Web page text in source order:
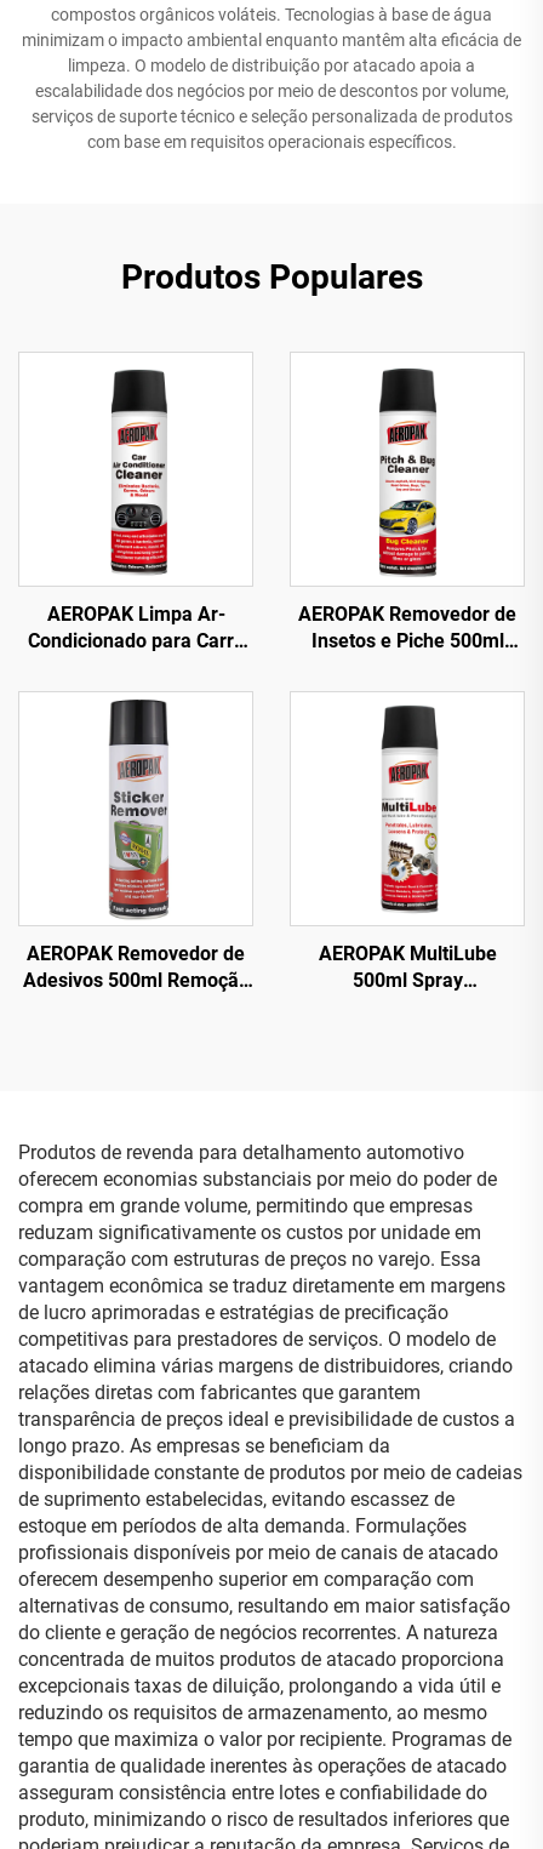
compostos orgânicos voláteis. Tecnologias à base de água
minimizam o impacto ambiental enquanto mantêm alta eficácia de
limpeza. O modelo de distribuição por atacado apoia a
escalabilidade dos negócios por meio de descontos por volume,
serviços de suporte técnico e seleção personalizada de produtos
com base em requisitos operacionais específicos.
Produtos Populares
AEROPAK Limpa Ar-
Condicionado para Carro
Sem Danos
AEROPAK Removedor de
Insetos e Piche 500ml
Pássaros e Sujeira de
Estrada
AEROPAK Removedor de
Adesivos 500ml Remoção
AEROPAK MultiLube
500ml Spray
Produtos de revenda para detalhamento automotivo
oferecem economias substanciais por meio do poder de
compra em grande volume, permitindo que empresas
reduzam significativamente os custos por unidade em
comparação com estruturas de preços no varejo. Essa
vantagem econômica se traduz diretamente em margens
de lucro aprimoradas e estratégias de precificação
competitivas para prestadores de serviços. O modelo de
atacado elimina várias margens de distribuidores, criando
relações diretas com fabricantes que garantem
transparência de preços ideal e previsibilidade de custos a
longo prazo. As empresas se beneficiam da
disponibilidade constante de produtos por meio de cadeias
de suprimento estabelecidas, evitando escassez de
estoque em períodos de alta demanda. Formulações
profissionais disponíveis por meio de canais de atacado
oferecem desempenho superior em comparação com
alternativas de consumo, resultando em maior satisfação
do cliente e geração de negócios recorrentes. A natureza
concentrada de muitos produtos de atacado proporciona
excepcionais taxas de diluição, prolongando a vida útil e
reduzindo os requisitos de armazenamento, ao mesmo
tempo que maximiza o valor por recipiente. Programas de
garantia de qualidade inerentes às operações de atacado
asseguram consistência entre lotes e confiabilidade do
produto, minimizando o risco de resultados inferiores que